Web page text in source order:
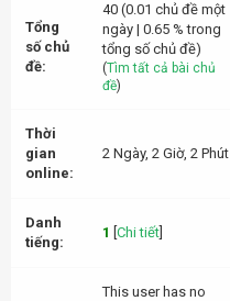
Tổng
số chủ
đề:
40 (0.01 chủ đề một
ngày | 0.65 % trong
tổng số chủ đề)
(Tìm tất cả bài chủ
đề)
Thời
gian
online:
2 Ngày, 2 Giờ, 2 Phút
Danh
tiếng:
1 Chi tiết
This user has no